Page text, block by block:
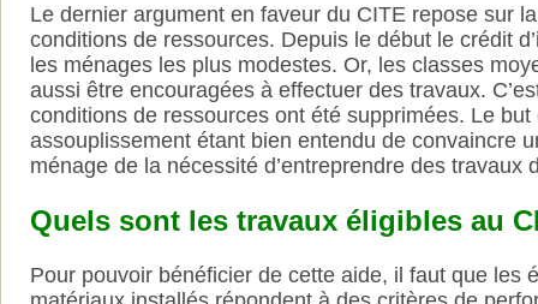
Le dernier argument en faveur du CITE repose sur
conditions de ressources. Depuis le début le crédit
les ménages les plus modestes. Or, les classes
aussi être encouragées à effectuer des travaux.
conditions de ressources ont été supprimées. Le but
assouplissement étant bien entendu de convaincre
ménage de la nécessité d’entreprendre des travaux
Quels sont les travaux éligibles au
Pour pouvoir bénéficier de cette aide, il faut que les